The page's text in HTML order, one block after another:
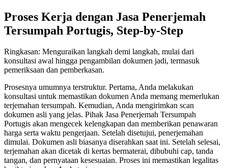
Proses Kerja dengan Jasa Penerjemah
Tersumpah Portugis, Step-by-Step
Ringkasan: Menguraikan langkah demi langkah, mulai dari
konsultasi awal hingga pengambilan dokumen jadi, termasuk
pemeriksaan dan pemberkasan.
Prosesnya umumnya terstruktur. Pertama, Anda melakukan
konsultasi untuk memastikan dokumen Anda memang memerlukan
terjemahan tersumpah. Kemudian, Anda mengirimkan scan
dokumen asli yang jelas. Pihak Jasa Penerjemah Tersumpah
Portugis akan mengecek kelengkapan dan memberikan penawaran
harga serta waktu pengerjaan. Setelah disetujui, penerjemahan
dimulai. Dokumen asli biasanya diserahkan saat ini. Setelah selesai,
terjemahan akan dicetak di kertas bermaterai, dibubuhi cap, tanda
tangan, dan pernyataan kesesuaian. Proses ini memastikan legalitas